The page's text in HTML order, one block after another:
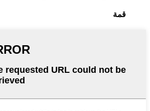
قمة